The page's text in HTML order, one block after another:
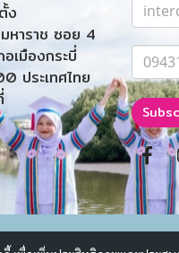
ง
หาราช ซอย 4
เมืองกระบี่
ประเทศไทย